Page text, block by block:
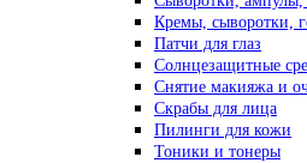
Кремы, сыворотки,
Патчи для глаз
Солнцезащитные
Снятие макияжа и
Скрабы для лица
Пилинги для кожи
Тоники и тонеры